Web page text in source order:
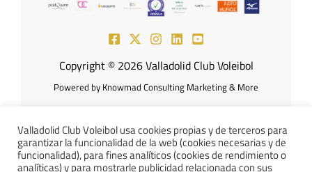
Copyright © 2026 Valladolid Club Voleibol
Powered by Knowmad Consulting Marketing & More
Aviso Legal Política de
Valladolid Club Voleibol usa cookies propias y de terceros para
garantizar la funcionalidad de la web (cookies necesarias y de
funcionalidad), para fines analíticos (cookies de rendimiento o
analíticas) y para mostrarle publicidad relacionada con sus